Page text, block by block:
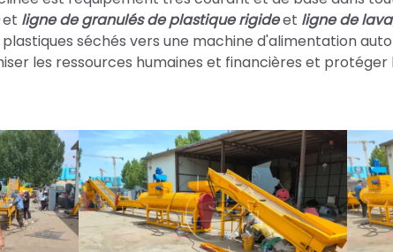
et ligne de granulés de plastique rigideet ligne de
séchés vers une machine d'alimentation
les ressources humaines et financières et protéger